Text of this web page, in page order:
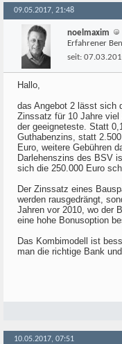
09.05.2017, 21:48
noelmaxim
Erfahrener
seit:
Hallo,
das Angebot 2 lässt sich
Zinssatz für 10 Jahre
der geeigneteste. Statt
Guthabenzins, statt
Euro, weitere Gebühren
Darlehenszins des BSV
sich die 250.000 Euro
Der Zinssatz eines
werden rausgedrängt,
Jahren vor 2010, wo der
eine hohe Bonusoption
Das Kombimodell ist
man die richtige Bank
10.05.2017, 07:51